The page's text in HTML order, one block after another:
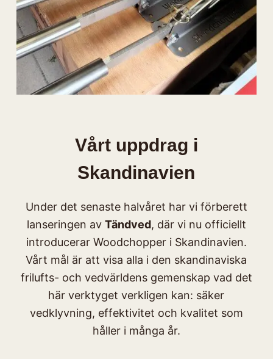
Vårt uppdrag i
Skandinavien
Under det senaste halvåret har vi förberett
lanseringen av Tändved, där vi nu officiellt
introducerar Woodchopper i Skandinavien.
Vårt mål är att visa alla i den skandinaviska
frilufts- och vedvärldens gemenskap vad det
här verktyget verkligen kan: säker
vedklyvning, effektivitet och kvalitet som
håller i många år.